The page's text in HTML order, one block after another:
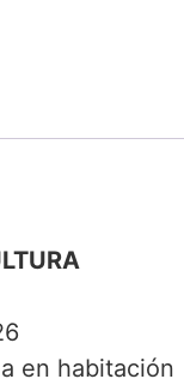
en habitación